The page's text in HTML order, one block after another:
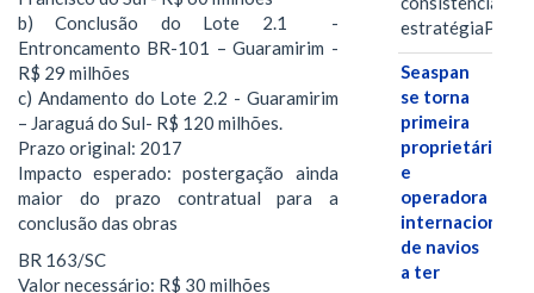
b) Conclusão do Lote 2.1 -
Entroncamento BR-101 – Guaramirim -
R$ 29 milhões
c) Andamento do Lote 2.2 - Guaramirim
– Jaraguá do Sul- R$ 120 milhões.
Prazo original: 2017
Impacto esperado: postergação ainda
maior do prazo contratual para a
conclusão das obras
BR 163/SC
Valor necessário: R$ 30 milhões
Seaspan
se torna
primeira
proprietária
e
operadora
internacional
de navios
a ter